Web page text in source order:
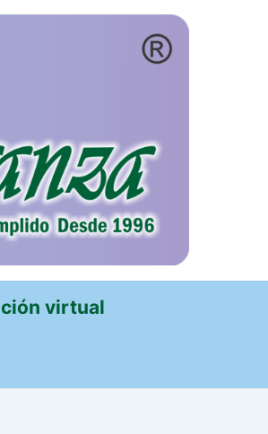
virtual